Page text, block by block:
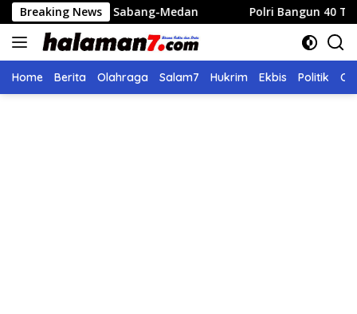
Langsung
ke
konten
Breaking News
Sabang-Medan Polri Bangun 40 Titik Sumur Bor
Home Berita Olahraga Salam7 Hukrim Ekbis Politik